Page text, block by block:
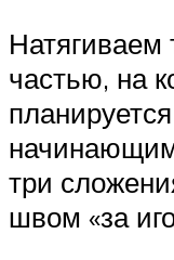
Натягиваем
частью, на
три
швом «за